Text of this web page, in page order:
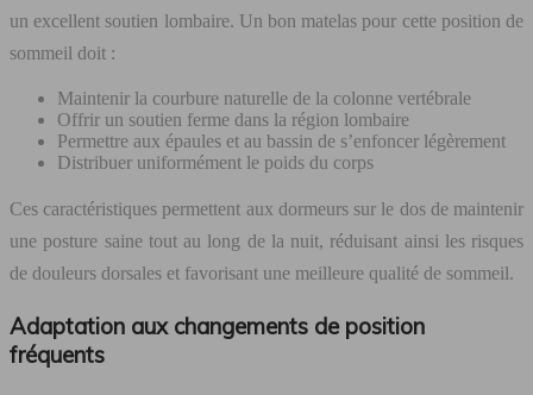
un excellent soutien lombaire. Un bon matelas pour cette position de
sommeil doit :
Maintenir la courbure naturelle de la colonne vertébrale
Offrir un soutien ferme dans la région lombaire
Permettre aux épaules et au bassin de s’enfoncer légèrement
Distribuer uniformément le poids du corps
Ces caractéristiques permettent aux dormeurs sur le dos de maintenir
une posture saine tout au long de la nuit, réduisant ainsi les risques
de douleurs dorsales et favorisant une meilleure qualité de sommeil.
Adaptation aux changements de position
fréquents